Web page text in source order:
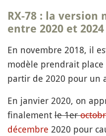
RX-78 : la version
entre 2020 et 2024
En novembre 2018, il
modèle prendrait place
partir de 2020 pour un
En janvier 2020, on
finalement le 1er
décembre 2020 pour